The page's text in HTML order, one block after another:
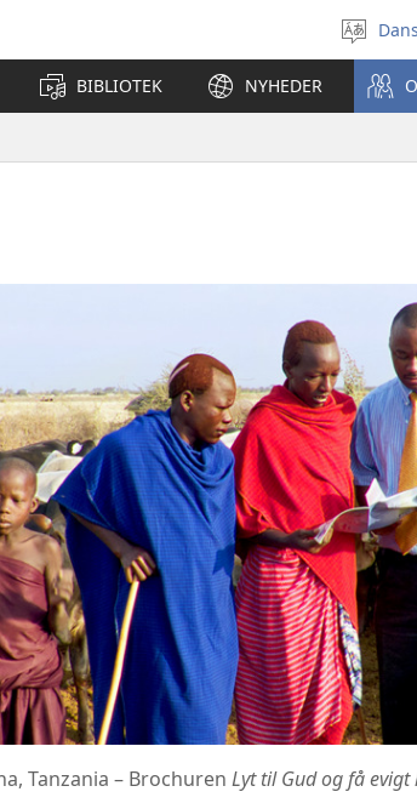
BIBLIOTEK NYHEDER
Tanzania – Brochuren Lyt til Gud og få evigt